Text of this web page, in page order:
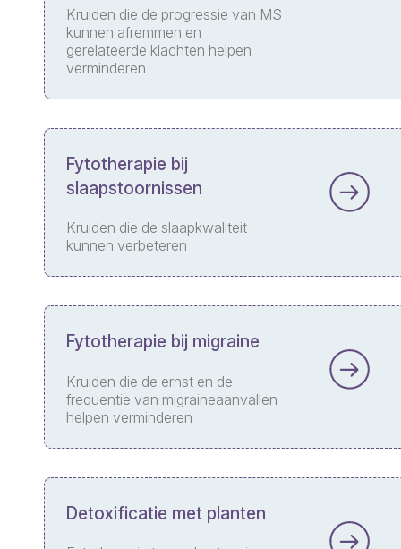
Kruiden die de progressie van MS
kunnen afremmen en
gerelateerde klachten helpen
verminderen
Fytotherapie bij
slaapstoornissen
Kruiden die de slaapkwaliteit
kunnen verbeteren
Fytotherapie bij migraine
Kruiden die de ernst en de
frequentie van migraineaanvallen
helpen verminderen
Detoxificatie met planten